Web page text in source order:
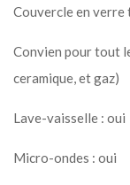
Couvercle en verre
Convien pour tout
ceramique, et gaz)
Lave-vaisselle : oui
Micro-ondes : oui